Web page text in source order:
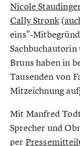
Nicole
Cally Stronk (
eins"-
Bruns haben in
Tausenden von
Mitzeichnung
Mit Manfred
Sprecher und
per